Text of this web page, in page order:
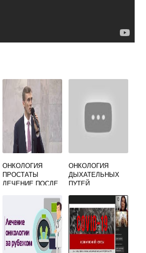
ОНКОЛОГИЯ
ПРОСТАТЫ
ЛЕЧЕНИЕ ПОСЛЕ
ОНКОЛОГИЯ
ДЫХАТЕЛЬНЫХ
ПУТЕЙ